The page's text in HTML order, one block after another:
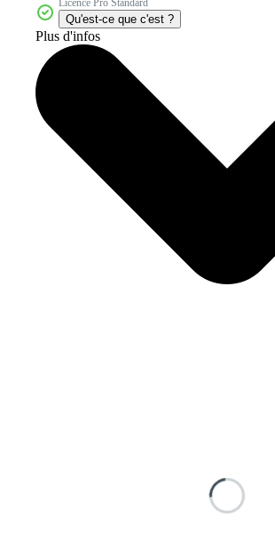
Qu'est-ce que c'est ?
Plus d'infos